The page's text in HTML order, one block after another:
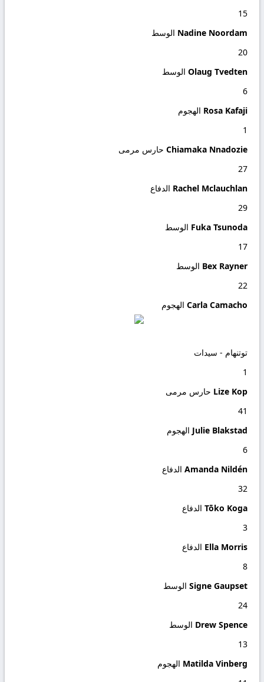
15
Nadine Noordam الوسط
20
Olaug Tvedten الوسط
6
Rosa Kafaji الهجوم
1
Chiamaka Nnadozie حارس مرمى
27
Rachel Mclauchlan الدفاع
29
Fuka Tsunoda الوسط
17
Bex Rayner الوسط
22
Carla Camacho الهجوم
توتنهام - سيدات
1
Lize Kop حارس مرمى
41
Julie Blakstad الهجوم
6
Amanda Nildén الدفاع
32
Tōko Koga الدفاع
3
Ella Morris الدفاع
8
Signe Gaupset الوسط
24
Drew Spence الوسط
13
Matilda Vinberg الهجوم